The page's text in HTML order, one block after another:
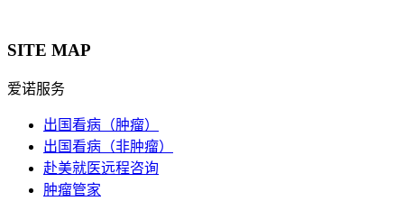
SITE MAP
爱诺服务
出国看病（肿瘤）
出国看病（非肿瘤）
赴美就医远程咨询
肿瘤管家